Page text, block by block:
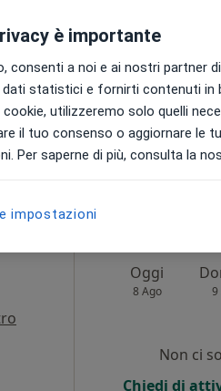
Non ci
Chiedi di
Oggi
8 Ago 9
Non ci
Chiedi di
è importante
consenti a noi e ai nostri partner
statistici e fornirti contenuti in
utilizzeremo solo quelli
il tuo consenso o aggiornare le
Per saperne di più, consulta la
impostazioni